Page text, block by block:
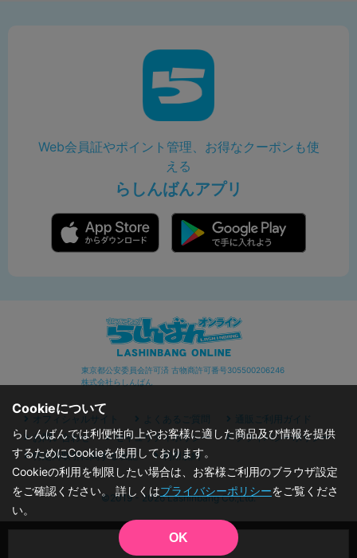
品切状態
Web会員証やポイント管理、お得なクーポンも使
える
らしんばんアプリ
東京都公安委員会許可済 古物商許可番号305500206246
株式会社らしんばん
オフィシャルサイト よくあるご質問
通販ご利用ガイド
お問い合わせ
セキュリティポリシー
プライバシーポリシー
特定商取引に関する表記
利用規約
©2019 - 2026 Lashinbang Co.,Ltd.
Cookieについて
らしんばんでは利便性向上やお客様に適した商品及び情報を提供
するためにCookieを使用しております。
Cookieの利用を制限したい場合は、お客様ご利用のブラウザ設定
をご確認ください。 詳しくはプライバシーポリシーをご覧くださ
い。
OK